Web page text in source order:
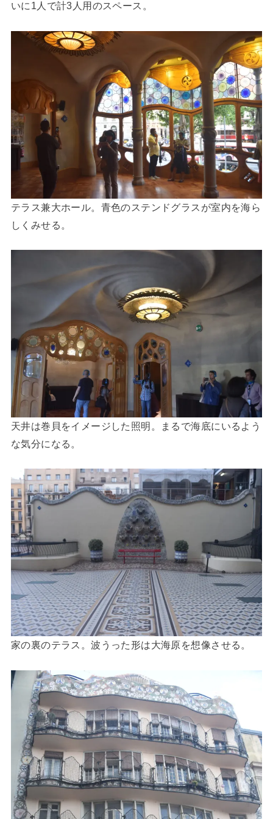
いに1人で計3人用のスペース。
テラス兼大ホール。青色のステンドグラスが室内を海ら
しくみせる。
天井は巻貝をイメージした照明。まるで海底にいるよう
な気分になる。
家の裏のテラス。波うった形は大海原を想像させる。